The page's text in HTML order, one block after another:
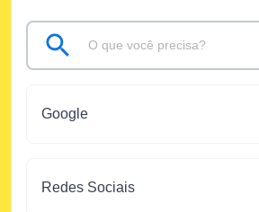
Google
Redes Sociais